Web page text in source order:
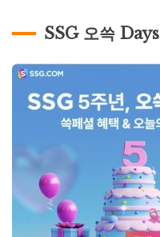
SSG 오쓱 Days